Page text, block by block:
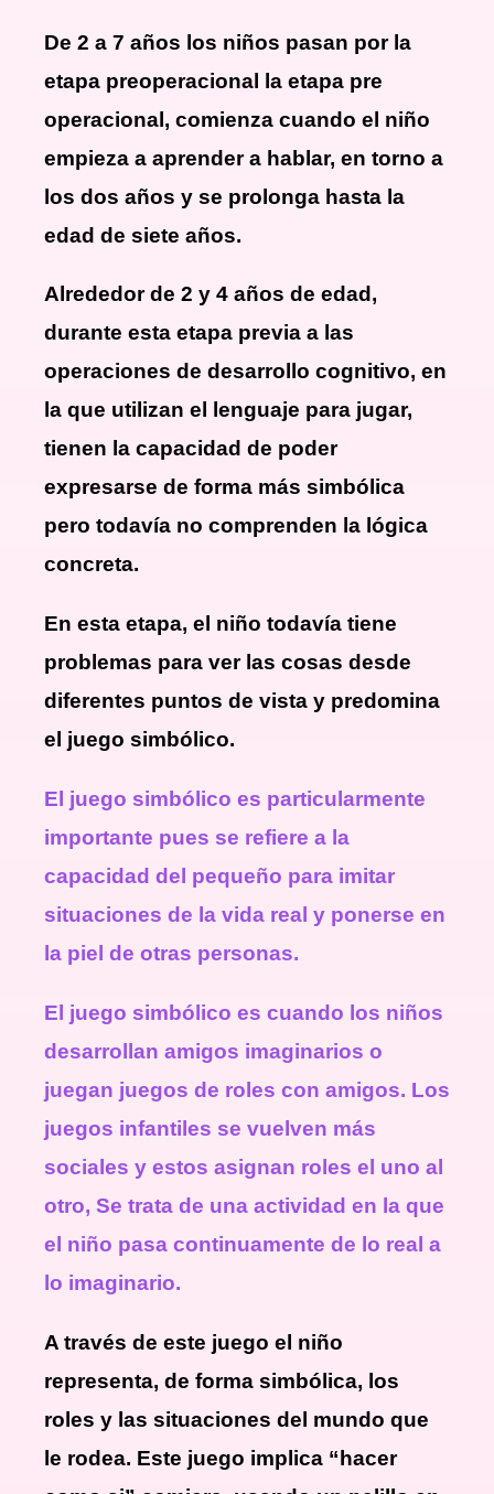
De 2 a 7 años los niños pasan por la
etapa preoperacional la etapa pre
operacional, comienza cuando el niño
empieza a aprender a hablar, en torno a
los dos años y se prolonga hasta la
edad de siete años.
Alrededor de 2 y 4 años de edad,
durante esta etapa previa a las
operaciones de desarrollo cognitivo, en
la que utilizan el lenguaje para jugar,
tienen la capacidad de poder
expresarse de forma más simbólica
pero todavía no comprenden la lógica
concreta.
En esta etapa, el niño todavía tiene
problemas para ver las cosas desde
diferentes puntos de vista y predomina
el juego simbólico.
El juego simbólico es particularmente
importante pues se refiere a la
capacidad del pequeño para imitar
situaciones de la vida real y ponerse en
la piel de otras personas.
El juego simbólico es cuando los niños
desarrollan amigos imaginarios o
juegan juegos de roles con amigos. Los
juegos infantiles se vuelven más
sociales y estos asignan roles el uno al
otro, Se trata de una actividad en la que
el niño pasa continuamente de lo real a
lo imaginario.
A través de este juego el niño
representa, de forma simbólica, los
roles y las situaciones del mundo que
le rodea. Este juego implica “hacer